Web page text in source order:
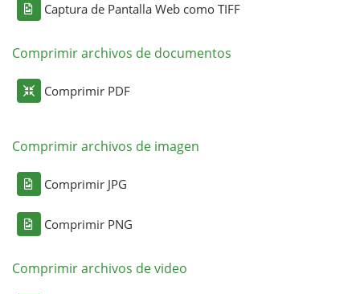
Captura de Pantalla Web como TIFF
Comprimir archivos de documentos
Comprimir PDF
Comprimir archivos de imagen
Comprimir JPG
Comprimir PNG
Comprimir archivos de video